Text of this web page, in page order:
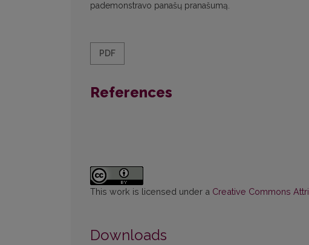
pademonstravo panašų pranašumą.
PDF
References
This work is licensed under a Creative Commons
Downloads